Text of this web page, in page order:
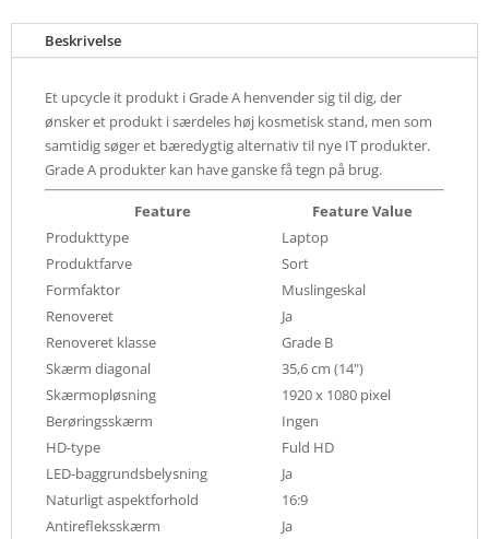
Beskrivelse
Et upcycle it produkt i Grade A henvender sig til dig, der
ønsker et produkt i særdeles høj kosmetisk stand, men som
samtidig søger et bæredygtig alternativ til nye IT produkter.
Grade A produkter kan have ganske få tegn på brug.
Feature
Feature Value
Produkttype
Laptop
Produktfarve
Sort
Formfaktor
Muslingeskal
Renoveret
Ja
Renoveret klasse
Grade B
Skærm diagonal
35,6 cm (14")
Skærmopløsning
1920 x 1080 pixel
Berøringsskærm
Ingen
HD-type
Fuld HD
LED-baggrundsbelysning
Ja
Naturligt aspektforhold
16:9
Antirefleksskærm
Ja